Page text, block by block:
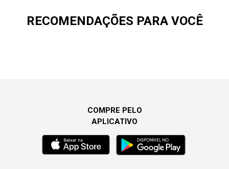
RECOMENDAÇÕES PARA VOCÊ
COMPRE PELO
APLICATIVO